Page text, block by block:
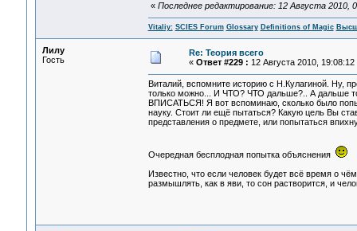
« Последнее редактирование: 12 Августа 2010,
Vitaliy: SCIES Forum Glossary Definitions of Magic
Лилу
Гость
Re: Теория всего
« Ответ #229 : 12 Августа 2010, 19:08:12
Виталий, вспомните историю с Н.Кулагиной. Ну,
только можно... И ЧТО? ЧТО дальше?.. А дальше
ВПИСАТЬСЯ! Я вот вспоминаю, сколько было
науку. Стоит ли ещё пытаться? Какую цель Вы
представления о предмете, или попытаться
Очередная бесплодная попытка объяснения
Известно, что если человек будет всё время о
размышлять, как в яви, то сон растворится, и